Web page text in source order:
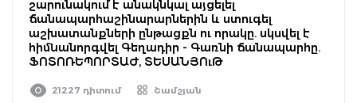
շարունակում է անակնկալ այցելել
ճանապարհաշինարարներին և ստուգել
աշխատանքների ընթացքն ու որակը. սկսվել է
հիմնանորգվել Գեղադիր - Գառնի ճանապարհը.
ՖՈՏՈՌԵՊՈՐՏԱԺ, ՏԵՍԱՆՅՈւԹ
21227 դիտում Շամշյան